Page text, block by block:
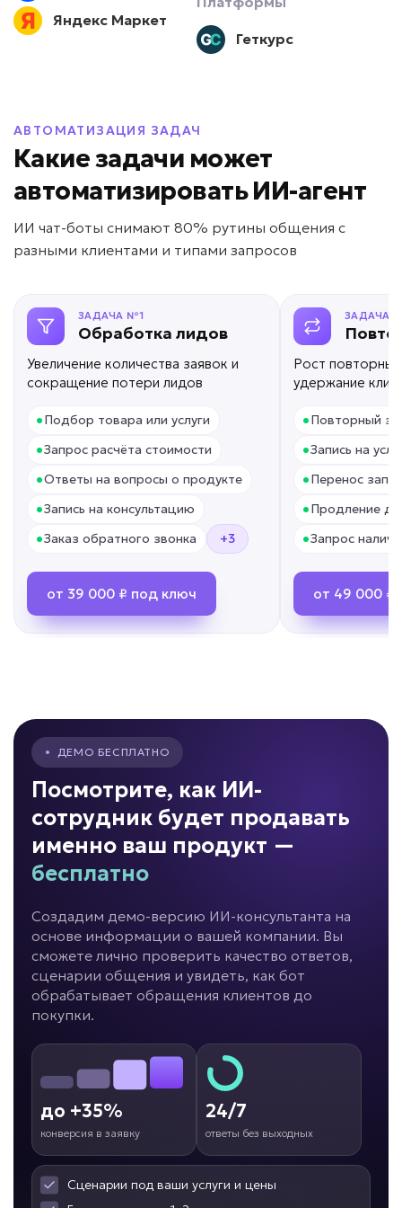
Срок реализации
Новички долго адаптируются?
ИИ для обучения
сотрудников
Задача: Обучение персонала
• Ответы за секунды
• До +30% скорости ввода в должность
Подробней
Срок реализации от 7 дней
от 59 000 ₽ под ключ
Клиенты теряются в воронке?
ИИ для сопровождения
сделок
Задача: Контроль этапов продаж
Срок реализации
от 69 000 ₽ под ключ
ИИ для франшиз и
филиалов
Задача: Поддержка партнеров
• До -50% нагрузки на управляющую
компанию
• Единые стандарты в 100% филиалов
• До +30% скорости запуска новых точек
Подробней
Срок реализации от 10 дней
от 99 000 ₽ под ключ
Яндекс Маркет
Геткурс
АВТОМАТИЗАЦИЯ ЗАДАЧ
Какие задачи может
автоматизировать ИИ-агент
ИИ чат-боты снимают 80% рутины общения с
разными клиентами и типами запросов
ЗАДАЧА №1
Обработка лидов
Увеличение количества заявок и
сокращение потери лидов
•Подбор товара или услуги
•Запрос расчёта стоимости
•Ответы на вопросы о продукте
•Запись на консультацию
•Заказ обратного звонка +3
от 39 000 ₽ под ключ
ЗАДАЧА
Рост
удержание
•Повторный
•Запись на
•Перенос
•Продление
•Запрос
от 49 000 ₽
• ДЕМО БЕСПЛАТНО
Посмотрите, как ИИ-
сотрудник будет продавать
именно ваш продукт —
бесплатно
Создадим демо-версию ИИ-консультанта на
основе информации о вашей компании. Вы
сможете лично проверить качество ответов,
сценарии общения и увидеть, как бот
обрабатывает обращения клиентов до
покупки.
до +35%
конверсия в заявку
24/7
ответы без выходных
Сценарии под ваши услуги и цены